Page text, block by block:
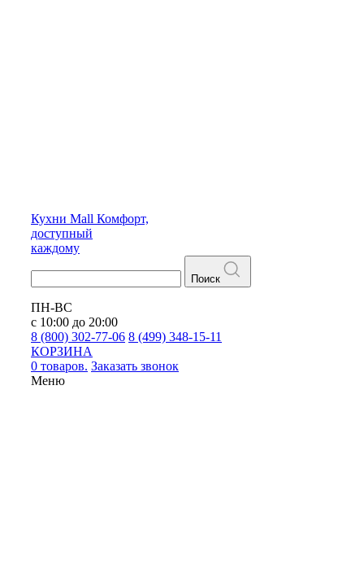
Кухни Mall Комфорт,
доступный
каждому
Поиск
ПН-ВС
с 10:00 до 20:00
8 (800) 302-77-06 8 (499) 348-15-11
КОРЗИНА
0 товаров. Заказать звонок
Меню